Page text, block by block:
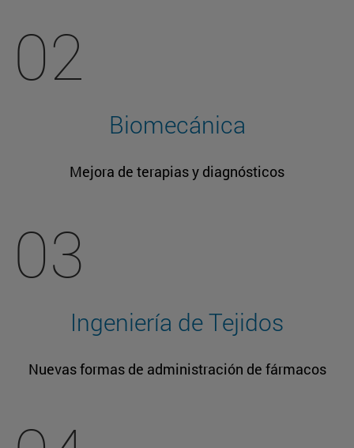
02
Biomecánica
Mejora de terapias y diagnósticos
03
Ingeniería de Tejidos
Nuevas formas de administración de fármacos